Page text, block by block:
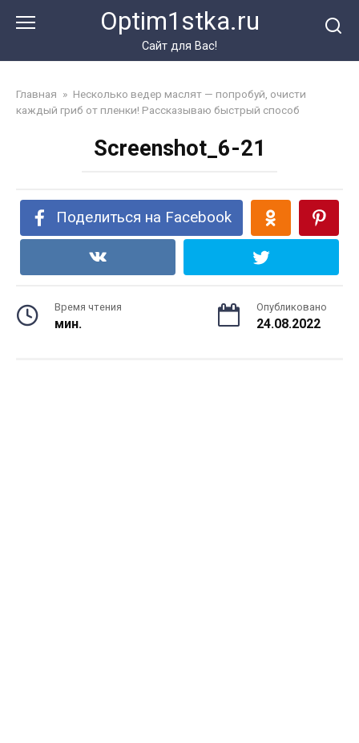
Optim1stka.ru
Сайт для Вас!
Главная » Несколько ведер маслят — попробуй, очисти
каждый гриб от пленки! Рассказываю быстрый способ
Screenshot_6-21
Поделиться на Facebook
Время чтения
мин.
Опубликовано
24.08.2022